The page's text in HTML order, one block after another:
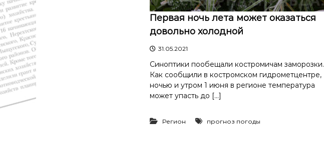
а
в
д
"
т
и
К
с
т
р
о
м
и
К
Первая ночь лета может оказаться
довольно холодной
31.05.2021
Синоптики пообещали костромичам заморозки.
Как сообщили в костромском гидрометцентре,
ночью и утром 1 июня в регионе температура
может упасть до […]
Регион прогноз погоды